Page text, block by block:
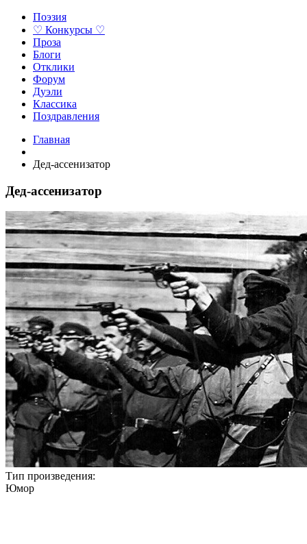
Поэзия
♡ Конкурсы ♡
Проза
Блоги
Отклики
Форум
Дуэли
Классика
Поздравления
Главная
Дед-ассенизатор
Дед-ассенизатор
Тип произведения:
Юмор